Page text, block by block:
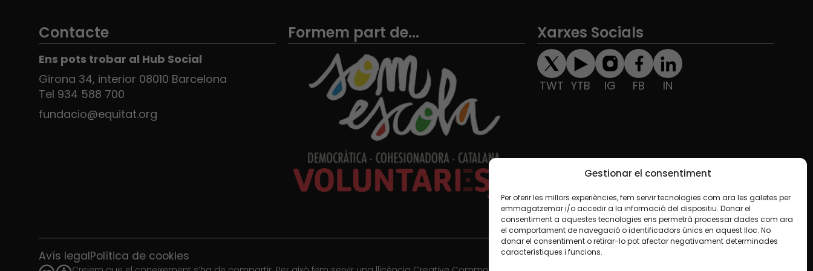
Gestionar el consentiment
Per oferir les millors experiències, fem servir tecnologies com ara les galetes per
emmagatzemar i/o accedir a la informació del dispositiu. Donar el
consentiment a aquestes tecnologies ens permetrà processar dades com ara
el comportament de navegació o identificadors únics en aquest lloc. No
donar el consentiment o retirar-lo pot afectar negativament determinades
característiques i funcions.
Contacte
Ens pots trobar al Hub Social
Girona 34, interior 08010 Barcelona
Tel 934 588 700
fundacio@equitat.org
Formem part de... Xarxes Socials
TWT YTB IG FB IN
Avís legalPolítica de cookies